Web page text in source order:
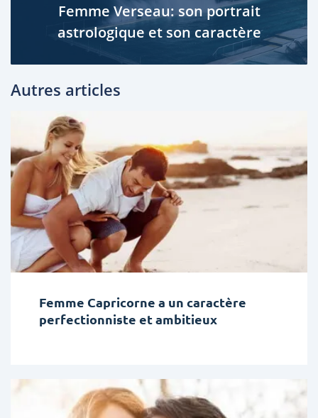
Femme Verseau: son portrait
astrologique et son caractère
Autres articles
Femme Capricorne a un caractère
perfectionniste et ambitieux